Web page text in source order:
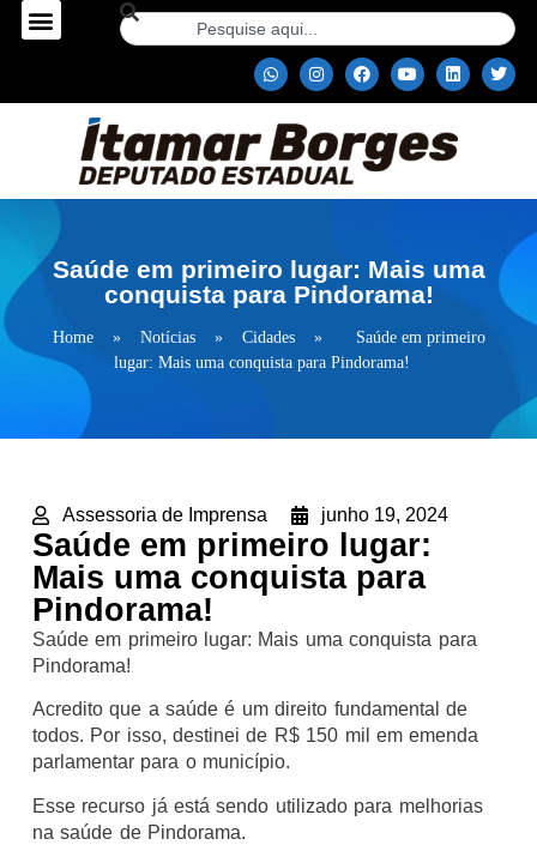
Saúde em primeiro lugar: Mais uma
conquista para Pindorama!
Home » Notícias » Cidades »
Saúde em primeiro
lugar: Mais uma conquista para Pindorama!
Assessoria de Imprensa junho 19, 2024
Saúde em primeiro lugar:
Mais uma conquista para
Pindorama!
Saúde em primeiro lugar: Mais uma conquista para
Pindorama!
Acredito que a saúde é um direito fundamental de
todos. Por isso, destinei de R$ 150 mil em emenda
parlamentar para o município.
Esse recurso já está sendo utilizado para melhorias
na saúde de Pindorama.